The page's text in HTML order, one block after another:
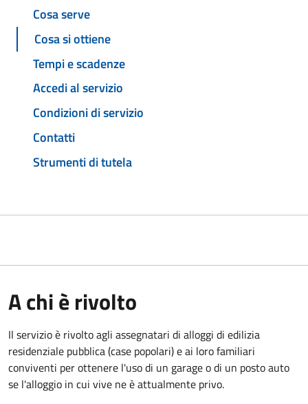
Cosa serve
Cosa si ottiene
Tempi e scadenze
Accedi al servizio
Condizioni di servizio
Contatti
Strumenti di tutela
A chi è rivolto
Il servizio è rivolto agli assegnatari di alloggi di edilizia
residenziale pubblica (case popolari) e ai loro familiari
conviventi per ottenere l'uso di un garage o di un posto auto
se l'alloggio in cui vive ne è attualmente privo.